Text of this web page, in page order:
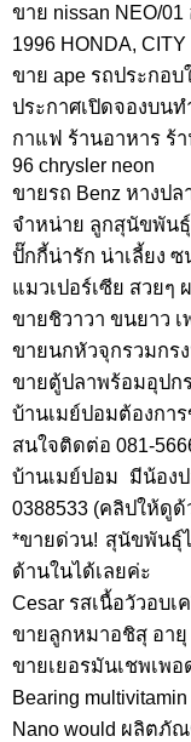
ขาย nissan NEO/
1996 HONDA,
ขาย ape รถประกอ
ประกาศเปิดจองบน
กาแฟ ร้านอาหาร ร้
96 chrysler neon
ขายรถ Benz หางปล
จำหน่าย ลูกสุนัขพัน
ปั๊กกี้น่ารัก น่าเลี้ยง ซ
แมวเปอร์เซีย สวยๆ
ขายชิวาวา ขนยาว เ
ขายนกหัวจุกรวมกร
ขายตู้ปลาพร้อมอุปก
บ้านเมย์ปอมต้องก
สนใจติดต่อ 081-
บ้านเมย์ปอม มีน้อง
0388533 (คลิปให้ดูด้
*ขายด่วน! สุนัขพันธุ์
ด้านในได้เลยค่ะ
Cesar รสเนื้อวัวอบ
ขายลูกหมาอชิสุ อายุ
ขายเยอรมันเชพเพ
Bearing
Nano would ผลิตภั